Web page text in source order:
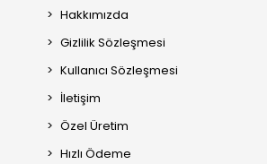
Hakkımızda
Gizlilik Sözleşmesi
Kullanıcı Sözleşmesi
İletişim
Özel Üretim
Hızlı Ödeme